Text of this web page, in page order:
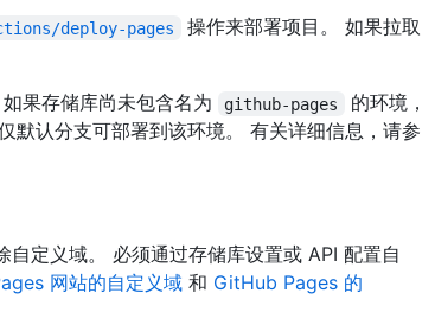
deploy-pages
操作来部署项目。 如果拉取
果存储库尚未包含名为 github-pages
的环境，
默认分支可部署到该环境。 有关详细信息，请参
自定义域。 必须通过存储库设置或 API 配置自
网站的自定义域 和 GitHub Pages 的